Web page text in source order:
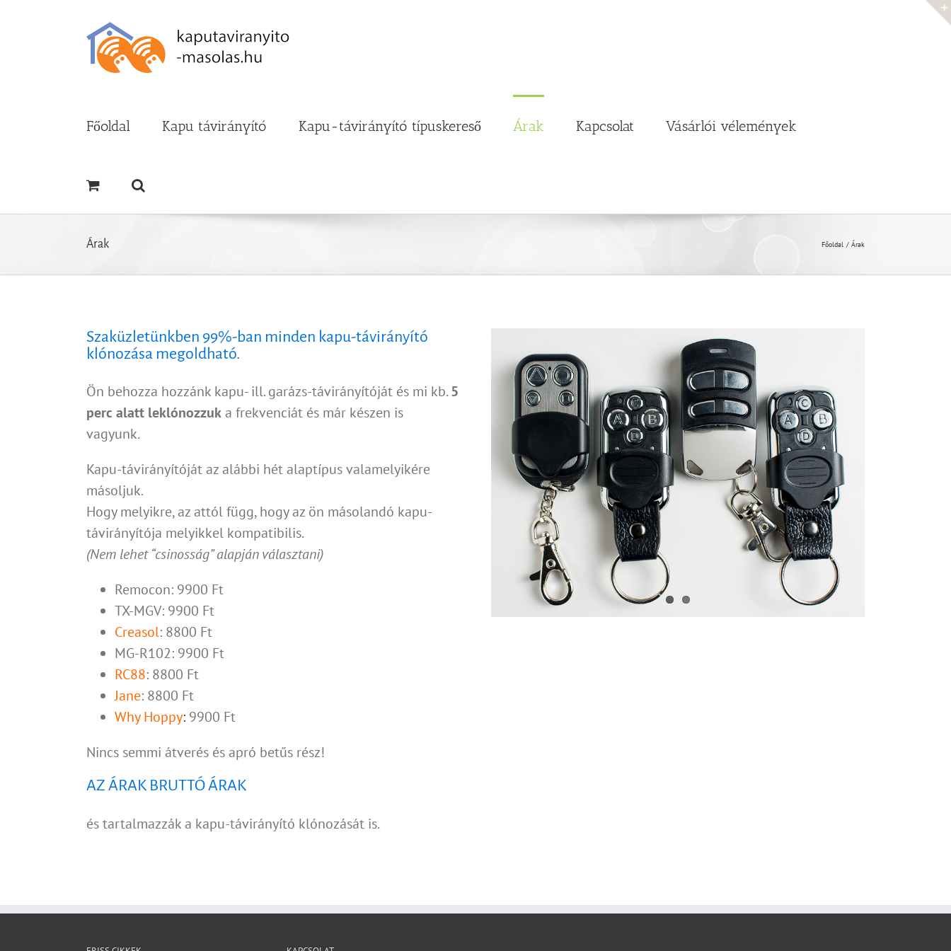
Főoldal Kapu távirányító Kapu-távirányító típuskereső Árak Kapcsolat Vásárlói vélemények
Árak Főoldal Árak
Szaküzletünkben 99%-ban minden kapu-távirányító
klónozása megoldható.
Ön behozza hozzánk kapu- ill. garázs-távirányítóját és mi kb.5
perc alatt leklónozzuk a frekvenciát és már készen is
vagyunk.
Kapu-távirányítóját az alábbi hét alaptípus valamelyikére
másoljuk.
Hogy melyikre, az attól függ, hogy az ön másolandó kapu-
távirányítója melyikkel kompatibilis.
(Nem lehet “csinosság” alapján választani)
Remocon: 9900 Ft
TX-MGV: 9900 Ft
Creasol: 8800 Ft
MG-R102: 9900 Ft
RC88: 8800 Ft
Jane: 8800 Ft
Why Hoppy: 9900 Ft
Nincs semmi átverés és apró betűs rész!
AZ ÁRAK BRUTTÓ ÁRAK
és tartalmazzák a kapu-távirányító klónozását is.